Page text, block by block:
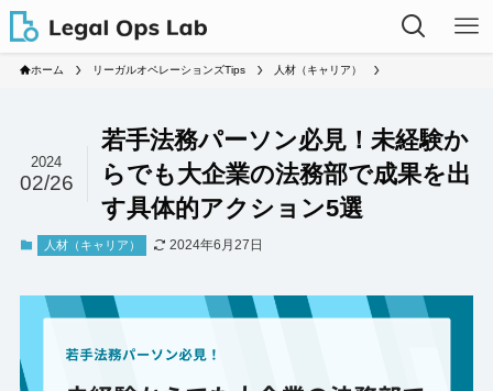
ホーム リーガルオペレーションズTips 人材（キャリア）
若手法務パーソン必見！未経験か
らでも大企業の法務部で成果を出
す具体的アクション5選
2024
02/26
人材（キャリア） 2024年6月27日